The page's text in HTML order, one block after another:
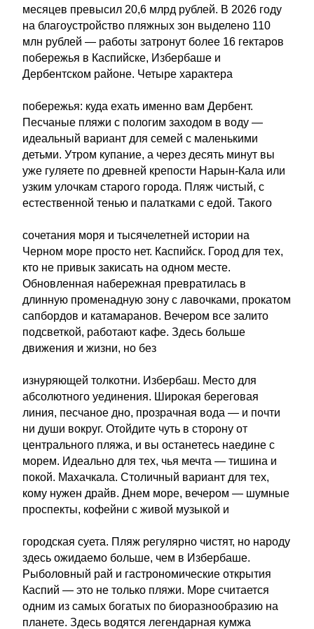
месяцев превысил 20,6 млрд рублей. В 2026 году
на благоустройство пляжных зон выделено 110
млн рублей — работы затронут более 16 гектаров
побережья в Каспийске, Избербаше и
Дербентском районе. Четыре характера
побережья: куда ехать именно вам Дербент.
Песчаные пляжи с пологим заходом в воду —
идеальный вариант для семей с маленькими
детьми. Утром купание, а через десять минут вы
уже гуляете по древней крепости Нарын-Кала или
узким улочкам старого города. Пляж чистый, с
естественной тенью и палатками с едой. Такого
сочетания моря и тысячелетней истории на
Черном море просто нет. Каспийск. Город для тех,
кто не привык закисать на одном месте.
Обновленная набережная превратилась в
длинную променадную зону с лавочками, прокатом
сапбордов и катамаранов. Вечером все залито
подсветкой, работают кафе. Здесь больше
движения и жизни, но без
изнуряющей толкотни. Избербаш. Место для
абсолютного уединения. Широкая береговая
линия, песчаное дно, прозрачная вода — и почти
ни души вокруг. Отойдите чуть в сторону от
центрального пляжа, и вы останетесь наедине с
морем. Идеально для тех, чья мечта — тишина и
покой. Махачкала. Столичный вариант для тех,
кому нужен драйв. Днем море, вечером — шумные
проспекты, кофейни с живой музыкой и
городская суета. Пляж регулярно чистят, но народу
здесь ожидаемо больше, чем в Избербаше.
Рыболовный рай и гастрономические открытия
Каспий — это не только пляжи. Море считается
одним из самых богатых по биоразнообразию на
планете. Здесь водятся легендарная кумжа